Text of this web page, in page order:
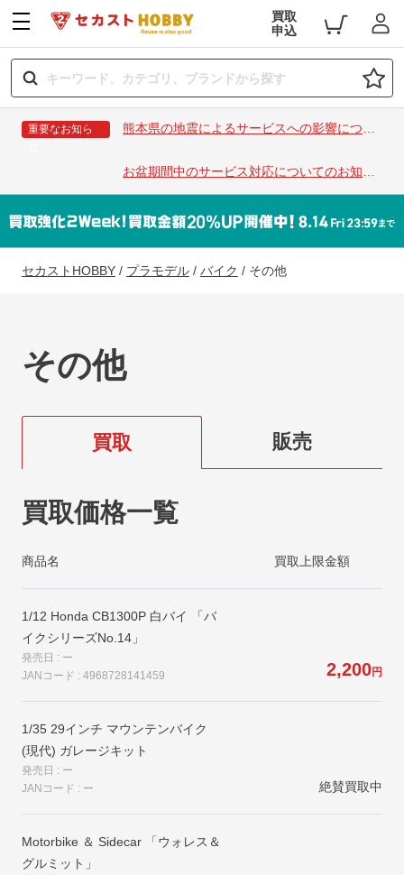
買取
申込
重要なお知ら
熊本県の地震によるサービスへの影響につい
て
お盆期間中のサービス対応についてのお知ら
せ
セカストHOBBY / プラモデル / バイク / その他
その他
買取 販売
買取価格一覧
商品名 買取上限金額
1/12 Honda CB1300P 白バイ 「バ
イクシリーズNo.14」
発売日 : ー
JANコード : 4968728141459
2,200円
1/35 29インチ マウンテンバイク
(現代) ガレージキット
発売日 : ー
JANコード : ー
絶賛買取中
Motorbike ＆ Sidecar 「ウォレス＆
グルミット」